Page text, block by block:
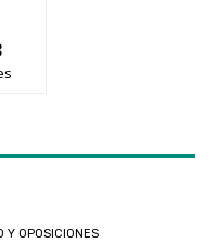
Y OPOSICIONES